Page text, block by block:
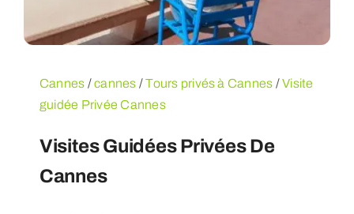
À PROPOS
RÉSERVEZ VOS VISITES
Cannes /cannes /Tours privés à Cannes /Visite
guidée Privée Cannes
Visites Guidées Privées De
Cannes